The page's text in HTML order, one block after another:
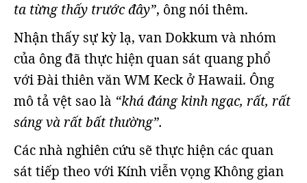
ta từng thấy trước đây”, ông nói thêm.
Nhận thấy sự kỳ lạ, van Dokkum và nhóm
của ông đã thực hiện quan sát quang phổ
với Đài thiên văn WM Keck ở Hawaii. Ông
mô tả vệt sao là “khá đáng kinh ngạc, rất, rất
sáng và rất bất thường”.
Các nhà nghiên cứu sẽ thực hiện các quan
sát tiếp theo với Kính viễn vọng Không gian